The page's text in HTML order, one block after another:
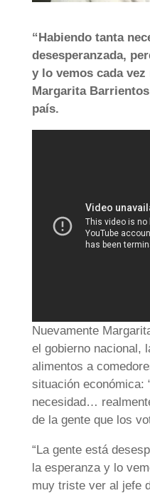
“Habiendo tanta
desesperanzada,
y lo vemos cada vez
Margarita
país.
Nuevamente
el gobierno nacional,
alimentos a
situación económica:
necesidad…
de la gente que los
“La gente está
la esperanza y lo
muy triste ver al jefe